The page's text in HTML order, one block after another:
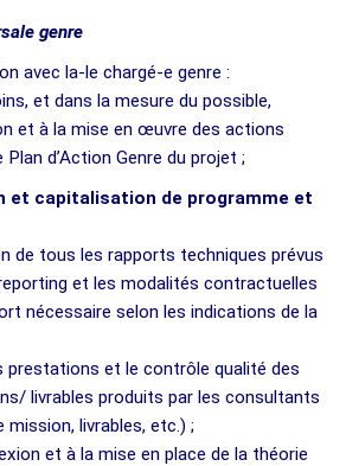
genre
avec la-le chargé-e genre :
et dans la mesure du possible,
et à la mise en œuvre des actions
d’Action Genre du projet ;
capitalisation de programme et
de tous les rapports techniques prévus
et les modalités contractuelles
nécessaire selon les indications de la
et le contrôle qualité des
livrables produits par les consultants
livrables, etc.) ;
et à la mise en place de la théorie